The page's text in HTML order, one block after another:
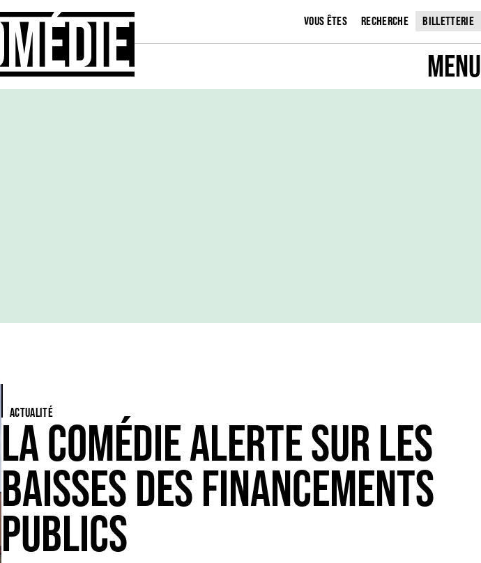
VOUS ÊTES RECHERCHE BILLETTERIE
MENU
ACTUALITÉ
LA COMÉDIE ALERTE SUR LES
BAISSES DES FINANCEMENTS
PUBLICS